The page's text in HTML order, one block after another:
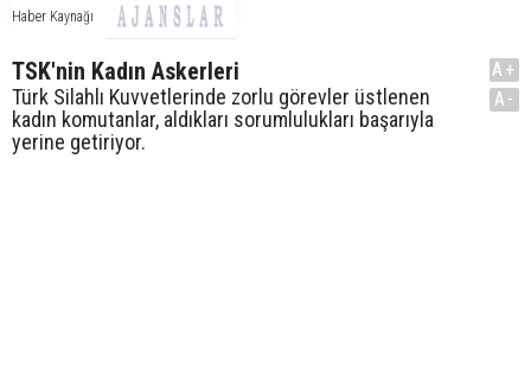
Haber Kaynağı
TSK'nin Kadın Askerleri
Türk Silahlı Kuvvetlerinde zorlu görevler üstlenen
kadın komutanlar, aldıkları sorumlulukları başarıyla
yerine getiriyor.
A+
A-